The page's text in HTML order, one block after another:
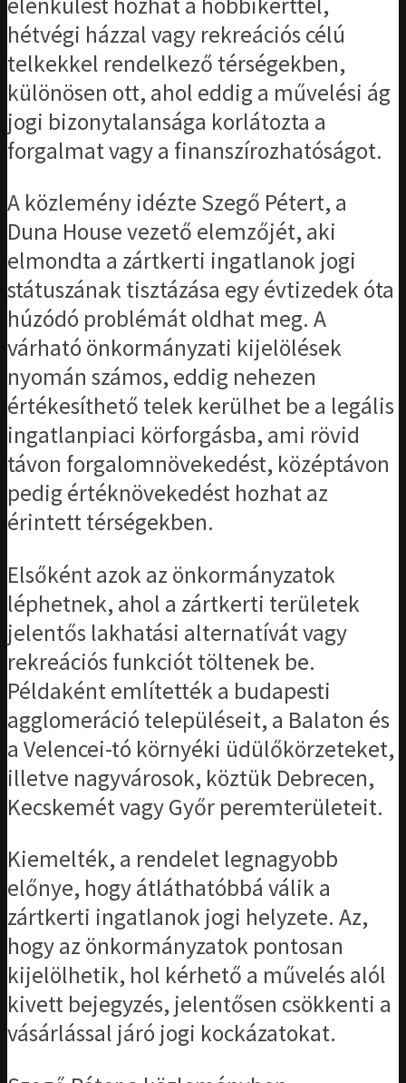
hétvégi házzal vagy rekreációs célú
telkekkel rendelkező térségekben,
különösen ott, ahol eddig a művelési ág
jogi bizonytalansága korlátozta a
forgalmat vagy a finanszírozhatóságot.
A közlemény idézte Szegő Pétert, a
Duna House vezető elemzőjét, aki
elmondta a zártkerti ingatlanok jogi
státuszának tisztázása egy évtizedek óta
húzódó problémát oldhat meg. A
várható önkormányzati kijelölések
nyomán számos, eddig nehezen
értékesíthető telek kerülhet be a legális
ingatlanpiaci körforgásba, ami rövid
távon forgalomnövekedést, középtávon
pedig értéknövekedést hozhat az
érintett térségekben.
Elsőként azok az önkormányzatok
léphetnek, ahol a zártkerti területek
jelentős lakhatási alternatívát vagy
rekreációs funkciót töltenek be.
Példaként említették a budapesti
agglomeráció településeit, a Balaton és
a Velencei-tó környéki üdülőkörzeteket,
illetve nagyvárosok, köztük Debrecen,
Kecskemét vagy Győr peremterületeit.
Kiemelték, a rendelet legnagyobb
előnye, hogy átláthatóbbá válik a
zártkerti ingatlanok jogi helyzete. Az,
hogy az önkormányzatok pontosan
kijelölhetik, hol kérhető a művelés alól
kivett bejegyzés, jelentősen csökkenti a
vásárlással járó jogi kockázatokat.